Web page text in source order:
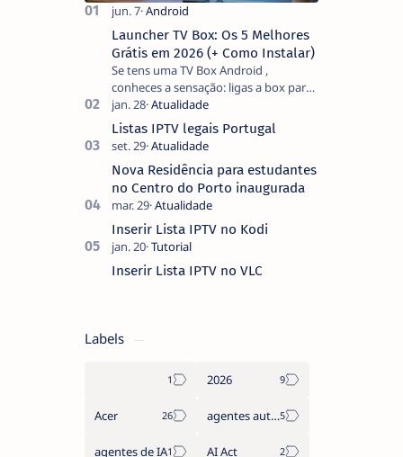
Launcher TV Box: Os 5 Melhores
Grátis em 2026 (+ Como Instalar)
Se tens uma TV Box Android ,
conheces a sensação: ligas a box para
ver um filme e o ecrã inicial está
coberto de sugestões que não
pediste, ban…
Listas IPTV legais Portugal
Nova Residência para estudantes
no Centro do Porto inaugurada
Inserir Lista IPTV no Kodi
Inserir Lista IPTV no VLC
Labels
2026
Acer agentes autónomos
agentes de IA AI Act